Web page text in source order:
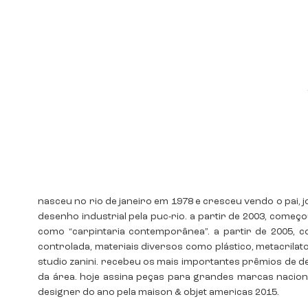
nasceu no rio de janeiro em 1978 e cresceu vendo o
desenho industrial pela puc-rio. a partir de 2003,
como “carpintaria contemporânea”. a partir de 2005,
controlada, materiais diversos como plástico,
studio zanini. recebeu os mais importantes prêmios de
da área. hoje assina peças para grandes marcas
designer do ano pela maison & objet americas 2015.